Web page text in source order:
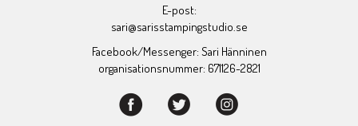
E-post:
sari@sarisstampingstudio.se
Facebook/Messenger: Sari Hänninen
organisationsnummer: 671126-2821